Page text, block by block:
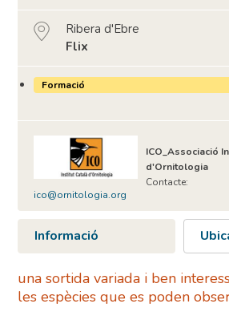
Ribera d'Ebre
Flix
Formació
ICO_Associació
d'Ornitologia
Contacte:
ico@ornitologia.org
Informació
una sortida variada i ben
les espècies que es poden